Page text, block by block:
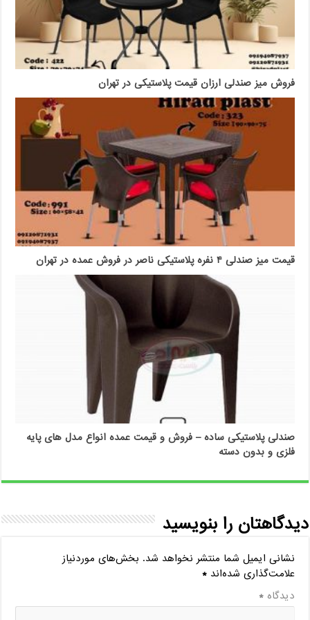
فروش میز صندلی ارزان قیمت پلاستیکی در تهران
قیمت میز صندلی ۴ نفره پلاستیکی ناصر در فروش عمده در تهران
صندلی پلاستیکی ساده – فروش و قیمت عمده انواع مدل های پایه
فلزی و بدون دسته
دیدگاهتان را بنویسید
نشانی ایمیل شما منتشر نخواهد شد. بخش‌های موردنیاز
علامت‌گذاری شده‌اند*
دیدگاه*